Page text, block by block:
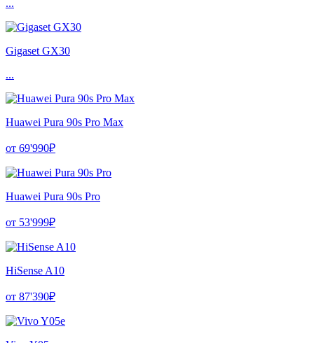
...
Gigaset GX30
...
Huawei Pura 90s Pro Max
от 69'990₽
Huawei Pura 90s Pro
от 53'999₽
HiSense A10
от 87'390₽